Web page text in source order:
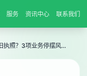
服务 资讯中心 联系我们
公司更名后企微主体还在旧执照？3项业务停摆风险正逼近